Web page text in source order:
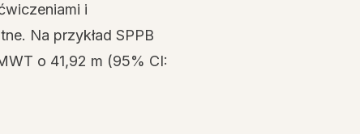
i
Na przykład SPPB
o 41,92 m (95% CI: